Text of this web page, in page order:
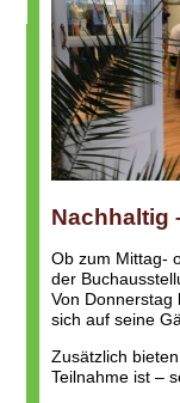
Nachhaltig
Ob zum Mittag-
der
Von
sich auf seine
Zusätzlich
Teilnahme ist –